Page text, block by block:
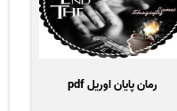
رمان پایان اوریل pdf